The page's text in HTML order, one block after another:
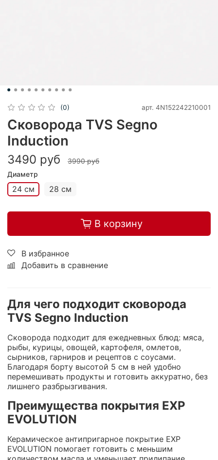
(0) арт. 4N152242210001
Сковорода TVS Segno
Induction
3490 руб
3990 руб
Диаметр
24 см 28 см
В корзину
В избранное
Добавить в сравнение
Для чего подходит сковорода
TVS Segno Induction
Сковорода подходит для ежедневных блюд: мяса,
рыбы, курицы, овощей, картофеля, омлетов,
сырников, гарниров и рецептов с соусами.
Благодаря борту высотой 5 см в ней удобно
перемешивать продукты и готовить аккуратно, без
лишнего разбрызгивания.
Преимущества покрытия EXP
EVOLUTION
Керамическое антипригарное покрытие EXP
EVOLUTION помогает готовить с меньшим